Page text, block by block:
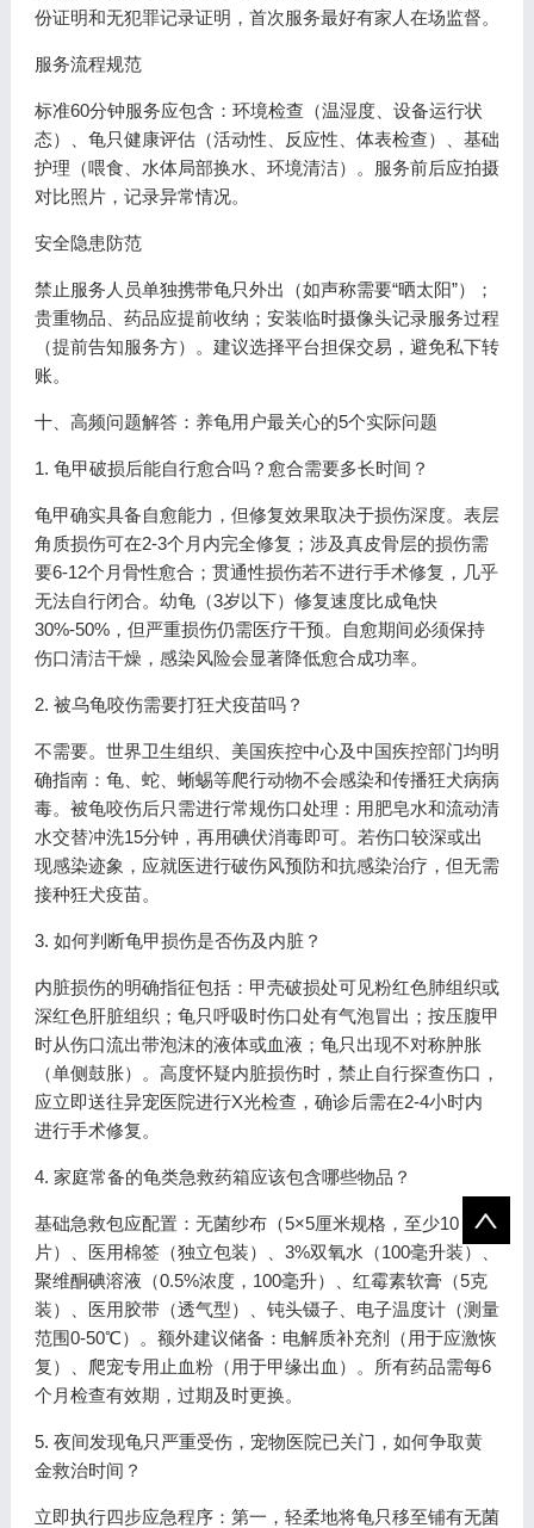
份证明和无犯罪记录证明，首次服务最好有家人在场监督。
服务流程规范
标准60分钟服务应包含：环境检查（温湿度、设备运行状
态）、龟只健康评估（活动性、反应性、体表检查）、基础
护理（喂食、水体局部换水、环境清洁）。服务前后应拍摄
对比照片，记录异常情况。
安全隐患防范
禁止服务人员单独携带龟只外出（如声称需要“晒太阳”）；
贵重物品、药品应提前收纳；安装临时摄像头记录服务过程
（提前告知服务方）。建议选择平台担保交易，避免私下转
账。
十、高频问题解答：养龟用户最关心的5个实际问题
1. 龟甲破损后能自行愈合吗？愈合需要多长时间？
龟甲确实具备自愈能力，但修复效果取决于损伤深度。表层
角质损伤可在2-3个月内完全修复；涉及真皮骨层的损伤需
要6-12个月骨性愈合；贯通性损伤若不进行手术修复，几乎
无法自行闭合。幼龟（3岁以下）修复速度比成龟快
30%-50%，但严重损伤仍需医疗干预。自愈期间必须保持
伤口清洁干燥，感染风险会显著降低愈合成功率。
2. 被乌龟咬伤需要打狂犬疫苗吗？
不需要。世界卫生组织、美国疾控中心及中国疾控部门均明
确指南：龟、蛇、蜥蜴等爬行动物不会感染和传播狂犬病病
毒。被龟咬伤后只需进行常规伤口处理：用肥皂水和流动清
水交替冲洗15分钟，再用碘伏消毒即可。若伤口较深或出
现感染迹象，应就医进行破伤风预防和抗感染治疗，但无需
接种狂犬疫苗。
3. 如何判断龟甲损伤是否伤及内脏？
内脏损伤的明确指征包括：甲壳破损处可见粉红色肺组织或
深红色肝脏组织；龟只呼吸时伤口处有气泡冒出；按压腹甲
时从伤口流出带泡沫的液体或血液；龟只出现不对称肿胀
（单侧鼓胀）。高度怀疑内脏损伤时，禁止自行探查伤口，
应立即送往异宠医院进行X光检查，确诊后需在2-4小时内
进行手术修复。
4. 家庭常备的龟类急救药箱应该包含哪些物品？
基础急救包应配置：无菌纱布（5×5厘米规格，至少10
片）、医用棉签（独立包装）、3%双氧水（100毫升装）、
聚维酮碘溶液（0.5%浓度，100毫升）、红霉素软膏（5克
装）、医用胶带（透气型）、钝头镊子、电子温度计（测量
范围0-50℃）。额外建议储备：电解质补充剂（用于应激恢
复）、爬宠专用止血粉（用于甲缘出血）。所有药品需每6
个月检查有效期，过期及时更换。
5. 夜间发现龟只严重受伤，宠物医院已关门，如何争取黄
金救治时间？
立即执行四步应急程序：第一，轻柔地将龟只移至铺有无菌